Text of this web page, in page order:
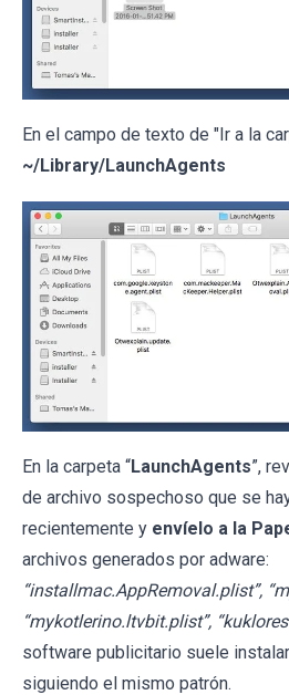
En el campo de texto de "Ir a la
~/Library/LaunchAgents
En la carpeta “LaunchAgents”,
de archivo sospechoso que se
recientemente y envíelo a la
archivos generados por adware:
“installmac.AppRemoval.plist”,
“mykotlerino.ltvbit.plist”,
software publicitario suele
siguiendo el mismo patrón.